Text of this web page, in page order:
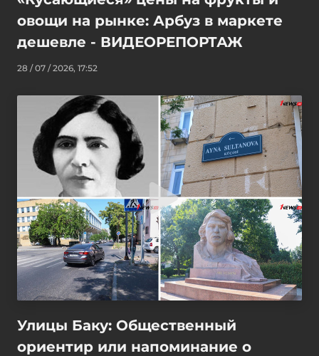
овощи на рынке: Арбуз в маркете
дешевле - ВИДЕОРЕПОРТАЖ
28 / 07 / 2026, 17:52
Улицы Баку: Общественный
ориентир или напоминание о